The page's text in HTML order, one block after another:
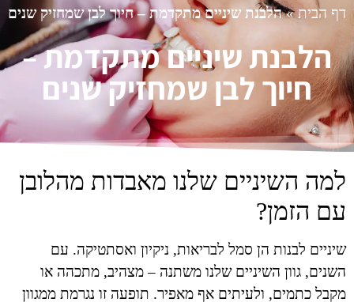
דף הבית»הלבנת שיניים מתקדמת – חיוך לבן שמחזיק שנים
הלבנת שיניים מתקדמת –
חיוך לבן שמחזיק שנים
למה השיניים שלנו מאבדות מהלובן
עם הזמן?
שיניים לבנות הן סמל לבריאות, ניקיון ואסתטיקה. עם
השנים, גוון השיניים שלנו משתנה – מצהיב, מתכהה או
מקבל כתמים, ולעיתים אף מאפיר. תופעה זו נגרמת ממגוון